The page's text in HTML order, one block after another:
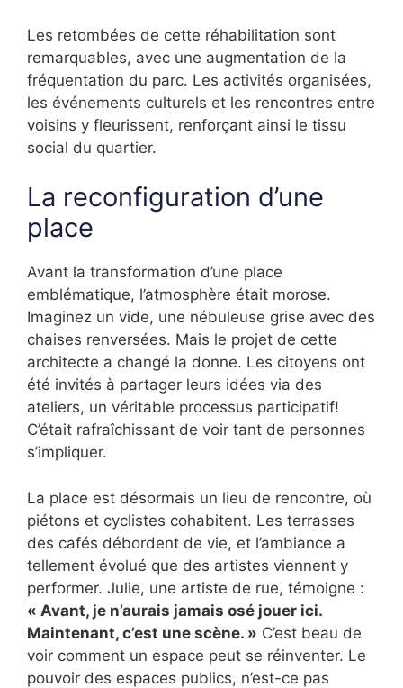
Les retombées de cette réhabilitation sont
remarquables, avec une augmentation de la
fréquentation du parc. Les activités organisées,
les événements culturels et les rencontres entre
voisins y fleurissent, renforçant ainsi le tissu
social du quartier.
La reconfiguration d’une
place
Avant la transformation d’une place
emblématique, l’atmosphère était morose.
Imaginez un vide, une nébuleuse grise avec des
chaises renversées. Mais le projet de cette
architecte a changé la donne. Les citoyens ont
été invités à partager leurs idées via des
ateliers, un véritable processus participatif!
C’était rafraîchissant de voir tant de personnes
s’impliquer.
La place est désormais un lieu de rencontre, où
piétons et cyclistes cohabitent. Les terrasses
des cafés débordent de vie, et l’ambiance a
tellement évolué que des artistes viennent y
performer. Julie, une artiste de rue, témoigne :
« Avant, je n’aurais jamais osé jouer ici.
Maintenant, c’est une scène. » C’est beau de
voir comment un espace peut se réinventer. Le
pouvoir des espaces publics, n’est-ce pas